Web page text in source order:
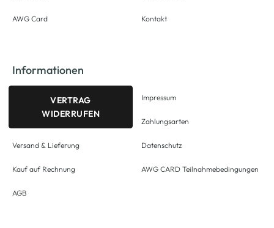
AWG Card Kontakt
Informationen
VERTRAG
WIDERRUFEN
Versand & Lieferung
Kauf auf Rechnung
AGB
Impressum
Zahlungsarten
Datenschutz
AWG CARD Teilnahmebedingungen